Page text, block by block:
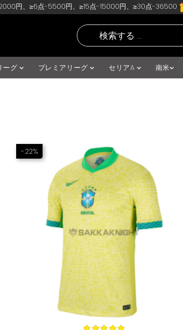
円、≥6点-5500円、≥15点-15000円、≥30点-36500
ーグ プレミアリーグ セリアA 南米
-22%